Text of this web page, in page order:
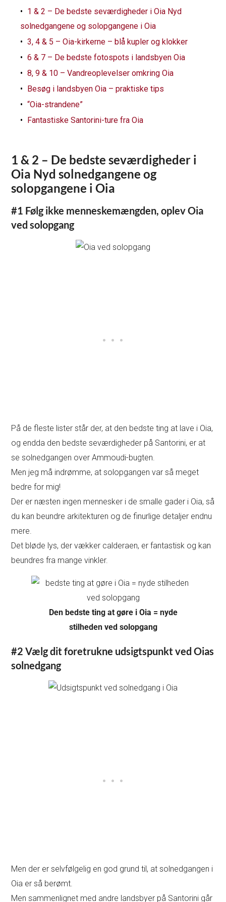
1 & 2 – De bedste seværdigheder i Oia Nyd
solnedgangene og solopgangene i Oia
3, 4 & 5 – Oia-kirkerne – blå kupler og klokker
6 & 7 – De bedste fotospots i landsbyen Oia
8, 9 & 10 – Vandreoplevelser omkring Oia
Besøg i landsbyen Oia – praktiske tips
“Oia-strandene”
Fantastiske Santorini-ture fra Oia
1 & 2 – De bedste seværdigheder i
Oia Nyd solnedgangene og
solopgangene i Oia
#1 Følg ikke menneskemængden, oplev Oia
ved solopgang
På de fleste lister står der, at den bedste ting at lave i Oia,
og endda den bedste seværdigheder på Santorini, er at
se solnedgangen over Ammoudi-bugten.
Men jeg må indrømme, at solopgangen var så meget
bedre for mig!
Der er næsten ingen mennesker i de smalle gader i Oia, så
du kan beundre arkitekturen og de finurlige detaljer endnu
mere.
Det bløde lys, der vækker calderaen, er fantastisk og kan
beundres fra mange vinkler.
Den bedste ting at gøre i Oia = nyde
stilheden ved solopgang
#2 Vælg dit foretrukne udsigtspunkt ved Oias
solnedgang
Men der er selvfølgelig en god grund til, at solnedgangen i
Oia er så berømt.
Men sammenlignet med andre landsbyer på Santorini går